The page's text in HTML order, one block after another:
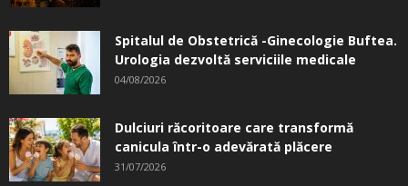
Spitalul de Obstetrică -Ginecologie Buftea.
Urologia dezvoltă serviciile medicale
04/08/2026
Dulciuri răcoritoare care transformă
canicula într-o adevărată plăcere
31/07/2026